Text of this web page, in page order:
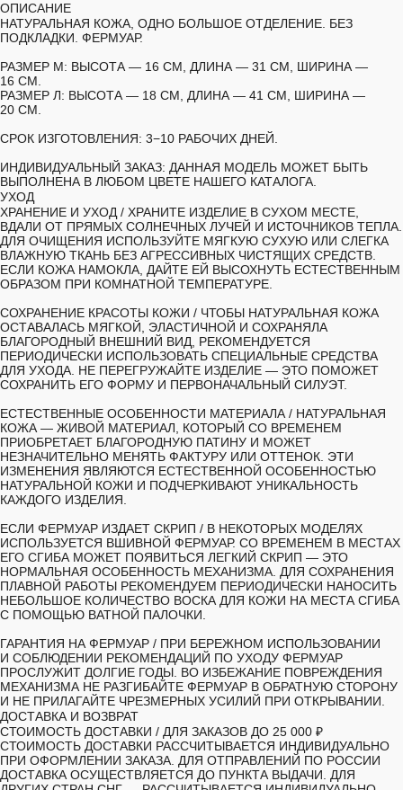
ОПИСАНИЕ
НАТУРАЛЬНАЯ КОЖА, ОДНО БОЛЬШОЕ ОТДЕЛЕНИЕ. БЕЗ
ПОДКЛАДКИ. ФЕРМУАР.
РАЗМЕР М: ВЫСОТА — 16 СМ, ДЛИНА — 31 СМ, ШИРИНА —
16 СМ.
РАЗМЕР Л: ВЫСОТА — 18 СМ, ДЛИНА — 41 СМ, ШИРИНА —
20 СМ.
СРОК ИЗГОТОВЛЕНИЯ: 3−10 РАБОЧИХ ДНЕЙ.
ИНДИВИДУАЛЬНЫЙ ЗАКАЗ: ДАННАЯ МОДЕЛЬ МОЖЕТ БЫТЬ
ВЫПОЛНЕНА В ЛЮБОМ ЦВЕТЕ НАШЕГО КАТАЛОГА.
УХОД
ХРАНЕНИЕ И УХОД / ХРАНИТЕ ИЗДЕЛИЕ В СУХОМ МЕСТЕ,
ВДАЛИ ОТ ПРЯМЫХ СОЛНЕЧНЫХ ЛУЧЕЙ И ИСТОЧНИКОВ ТЕПЛА.
ДЛЯ ОЧИЩЕНИЯ ИСПОЛЬЗУЙТЕ МЯГКУЮ СУХУЮ ИЛИ СЛЕГКА
ВЛАЖНУЮ ТКАНЬ БЕЗ АГРЕССИВНЫХ ЧИСТЯЩИХ СРЕДСТВ.
ЕСЛИ КОЖА НАМОКЛА, ДАЙТЕ ЕЙ ВЫСОХНУТЬ ЕСТЕСТВЕННЫМ
ОБРАЗОМ ПРИ КОМНАТНОЙ ТЕМПЕРАТУРЕ.
СОХРАНЕНИЕ КРАСОТЫ КОЖИ / ЧТОБЫ НАТУРАЛЬНАЯ КОЖА
ОСТАВАЛАСЬ МЯГКОЙ, ЭЛАСТИЧНОЙ И СОХРАНЯЛА
БЛАГОРОДНЫЙ ВНЕШНИЙ ВИД, РЕКОМЕНДУЕТСЯ
ПЕРИОДИЧЕСКИ ИСПОЛЬЗОВАТЬ СПЕЦИАЛЬНЫЕ СРЕДСТВА
ДЛЯ УХОДА. НЕ ПЕРЕГРУЖАЙТЕ ИЗДЕЛИЕ — ЭТО ПОМОЖЕТ
СОХРАНИТЬ ЕГО ФОРМУ И ПЕРВОНАЧАЛЬНЫЙ СИЛУЭТ.
ЕСТЕСТВЕННЫЕ ОСОБЕННОСТИ МАТЕРИАЛА / НАТУРАЛЬНАЯ
КОЖА — ЖИВОЙ МАТЕРИАЛ, КОТОРЫЙ СО ВРЕМЕНЕМ
ПРИОБРЕТАЕТ БЛАГОРОДНУЮ ПАТИНУ И МОЖЕТ
НЕЗНАЧИТЕЛЬНО МЕНЯТЬ ФАКТУРУ ИЛИ ОТТЕНОК. ЭТИ
ИЗМЕНЕНИЯ ЯВЛЯЮТСЯ ЕСТЕСТВЕННОЙ ОСОБЕННОСТЬЮ
НАТУРАЛЬНОЙ КОЖИ И ПОДЧЕРКИВАЮТ УНИКАЛЬНОСТЬ
КАЖДОГО ИЗДЕЛИЯ.
ЕСЛИ ФЕРМУАР ИЗДАЕТ СКРИП / В НЕКОТОРЫХ МОДЕЛЯХ
ИСПОЛЬЗУЕТСЯ ВШИВНОЙ ФЕРМУАР. СО ВРЕМЕНЕМ В МЕСТАХ
ЕГО СГИБА МОЖЕТ ПОЯВИТЬСЯ ЛЕГКИЙ СКРИП — ЭТО
НОРМАЛЬНАЯ ОСОБЕННОСТЬ МЕХАНИЗМА. ДЛЯ СОХРАНЕНИЯ
ПЛАВНОЙ РАБОТЫ РЕКОМЕНДУЕМ ПЕРИОДИЧЕСКИ НАНОСИТЬ
НЕБОЛЬШОЕ КОЛИЧЕСТВО ВОСКА ДЛЯ КОЖИ НА МЕСТА СГИБА
С ПОМОЩЬЮ ВАТНОЙ ПАЛОЧКИ.
ГАРАНТИЯ НА ФЕРМУАР / ПРИ БЕРЕЖНОМ ИСПОЛЬЗОВАНИИ
И СОБЛЮДЕНИИ РЕКОМЕНДАЦИЙ ПО УХОДУ ФЕРМУАР
ПРОСЛУЖИТ ДОЛГИЕ ГОДЫ. ВО ИЗБЕЖАНИЕ ПОВРЕЖДЕНИЯ
МЕХАНИЗМА НЕ РАЗГИБАЙТЕ ФЕРМУАР В ОБРАТНУЮ СТОРОНУ
И НЕ ПРИЛАГАЙТЕ ЧРЕЗМЕРНЫХ УСИЛИЙ ПРИ ОТКРЫВАНИИ.
ДОСТАВКА И ВОЗВРАТ
СТОИМОСТЬ ДОСТАВКИ / ДЛЯ ЗАКАЗОВ ДО 25 000 ₽
СТОИМОСТЬ ДОСТАВКИ РАССЧИТЫВАЕТСЯ ИНДИВИДУАЛЬНО
ПРИ ОФОРМЛЕНИИ ЗАКАЗА. ДЛЯ ОТПРАВЛЕНИЙ ПО РОССИИ
ДОСТАВКА ОСУЩЕСТВЛЯЕТСЯ ДО ПУНКТА ВЫДАЧИ. ДЛЯ